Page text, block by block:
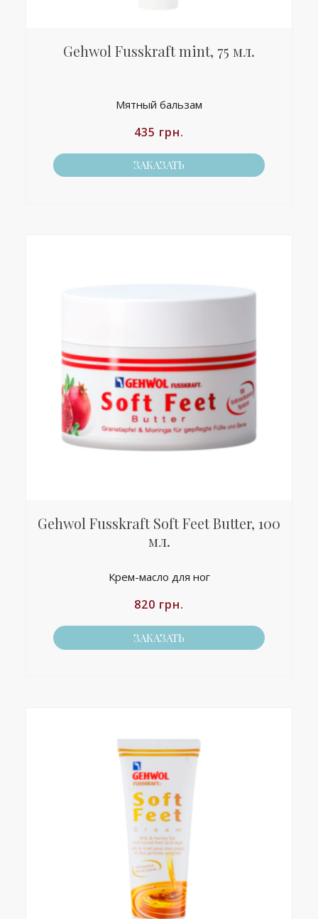
Gehwol Fusskraft mint, 75 мл.
Мятный бальзам
435 грн.
ЗАКАЗАТЬ
Gehwol Fusskraft Soft Feet Butter, 100
мл.
Крем-масло для ног
820 грн.
ЗАКАЗАТЬ